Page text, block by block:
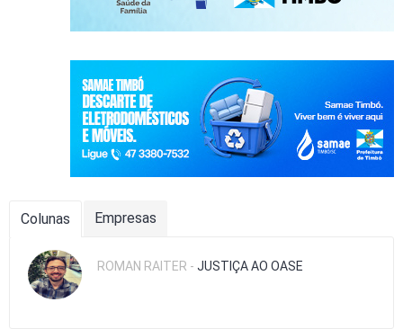
Colunas Empresas
ROMAN RAITER - JUSTIÇA AO OASE